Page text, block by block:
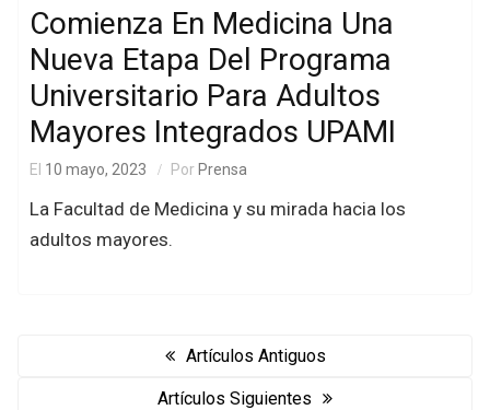
Comienza En Medicina Una
Nueva Etapa Del Programa
Universitario Para Adultos
Mayores Integrados UPAMI
El 10 mayo, 2023 Por Prensa
La Facultad de Medicina y su mirada hacia los
adultos mayores.
Artículos Antiguos
Artículos Siguientes